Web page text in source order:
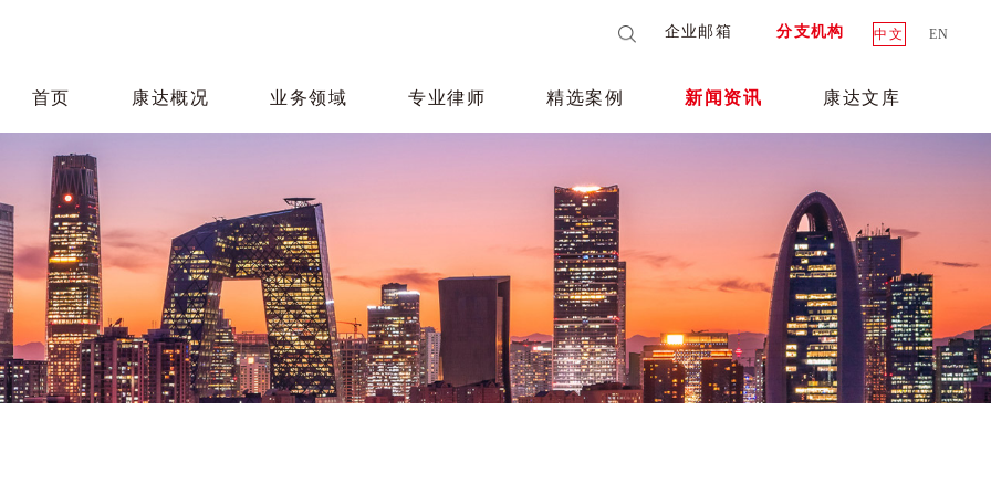
企业邮箱 分支机构 中文 EN
首页 康达概况 业务领域 专业律师 精选案例 新闻资讯 康达文库